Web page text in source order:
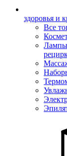
здоровья и
Все
Лампы